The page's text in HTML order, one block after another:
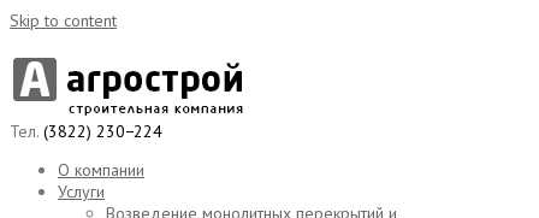
Skip to content
Тел. (3822) 230−224
О компании
Услуги
Возведение монолитных перекрытий и